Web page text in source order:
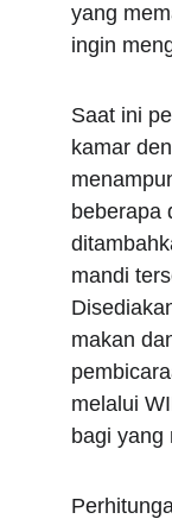
yang
ingin
Saat ini
kamar
beberapa
mandi
makan
melalui
bagi yang